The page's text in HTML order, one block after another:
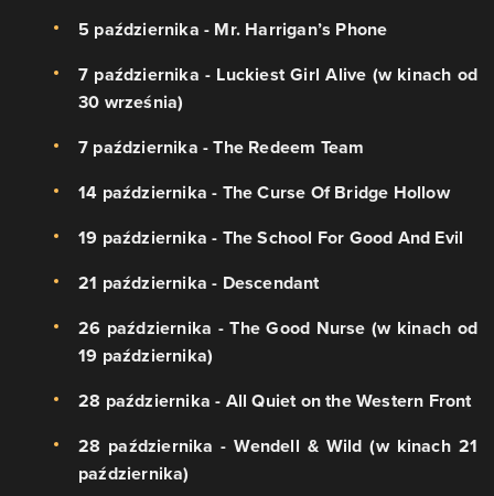
5 października - Mr. Harrigan’s Phone
7 października - Luckiest Girl Alive (w kinach od
30 września)
7 października - The Redeem Team
14 października - The Curse Of Bridge Hollow
19 października - The School For Good And Evil
21 października - Descendant
26 października - The Good Nurse (w kinach od
19 października)
28 października - All Quiet on the Western Front
28 października - Wendell & Wild (w kinach 21
października)